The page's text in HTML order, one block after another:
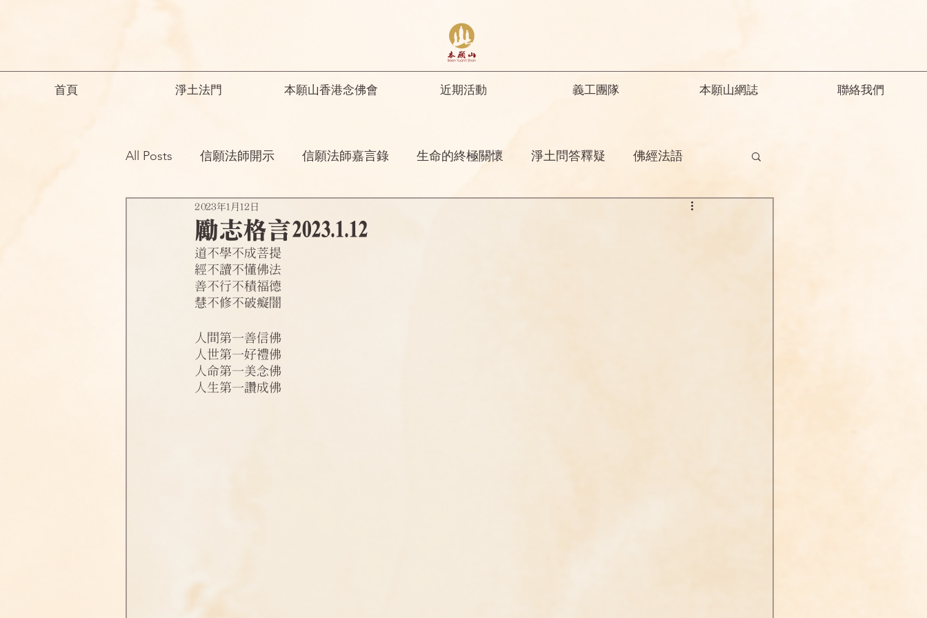
首頁 淨土法門 本願山香港念佛會 近期活動 義工團隊 本願山網誌 聯絡我們
All Posts 信願法師開示 信願法師嘉言錄 生命的終極關懷 淨土問答釋疑 佛經法語
祖師開示 諸師勸勉助念開示 釋迦教念彌陀
念佛之勝妙 一般故事
勵志格言2023.1.12
2023年1月12日
道不學不成菩提
經不讀不懂佛法
善不行不積福德
慧不修不破癡闇
人間第一善信佛
人世第一好禮佛
人命第一美念佛
人生第一讚成佛